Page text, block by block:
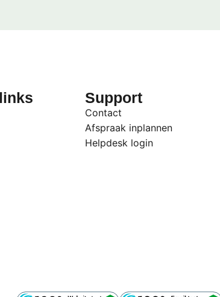
Support
Contact
Afspraak inplannen
Helpdesk login